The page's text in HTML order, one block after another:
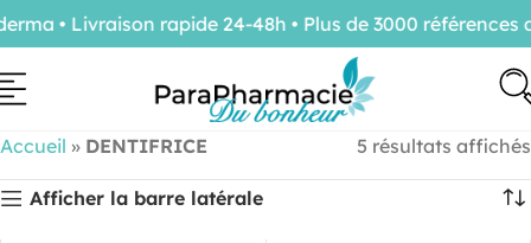
Accueil » DENTIFRICE 5 résultats affichés
Afficher la barre latérale
• Livraison rapide 24-48h • Plus de 3000 références